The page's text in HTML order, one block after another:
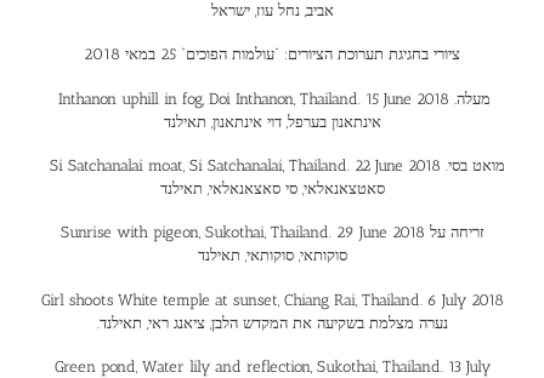
אביב, נחל עוז, ישראל
ציורי בחגיגת תערוכת הציורים: “עולמות הפוכים” 25 במאי 201 8
Inthanon uphill in fog, Doi Inthanon, Thailand. 15 June 2018 .מעלה
אינתאנון בערפל, דוי אינתאנון, תאילנד
Si Satchanalai moat, Si Satchanalai, Thailand. 22 June 2018 .מואט בסי
סאטצאנאלאי, סי סאצאנאלאי, תאילנד
Sunrise with pigeon, Sukothai, Thailand. 29 June 2018 זריחה על
סוקותאי, סוקותאי, תאילנד
Girl shoots White temple at sunset, Chiang Rai, Thailand. 6 July 2018
.נערה מצלמת בשקיעה את המקדש הלבן, ציאנג ראי, תאילנד
Green pond, Water lily and reflection, Sukothai, Thailand. 13 July